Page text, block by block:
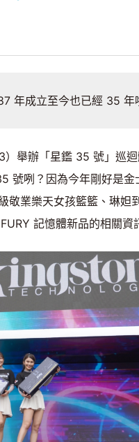
年成立至今也已經 35 年
舉辦「星鑑 35 號」巡
號咧？因為今年剛好是金
敬業樂天女孩籃籃、琳妲
記憶體新品的相關資